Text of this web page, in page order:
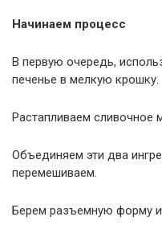
Начинаем процесс
В первую очередь,
печенье в мелкую крошку.
Растапливаем сливочное
Объединяем эти два
перемешиваем.
Берем разъемную форму и